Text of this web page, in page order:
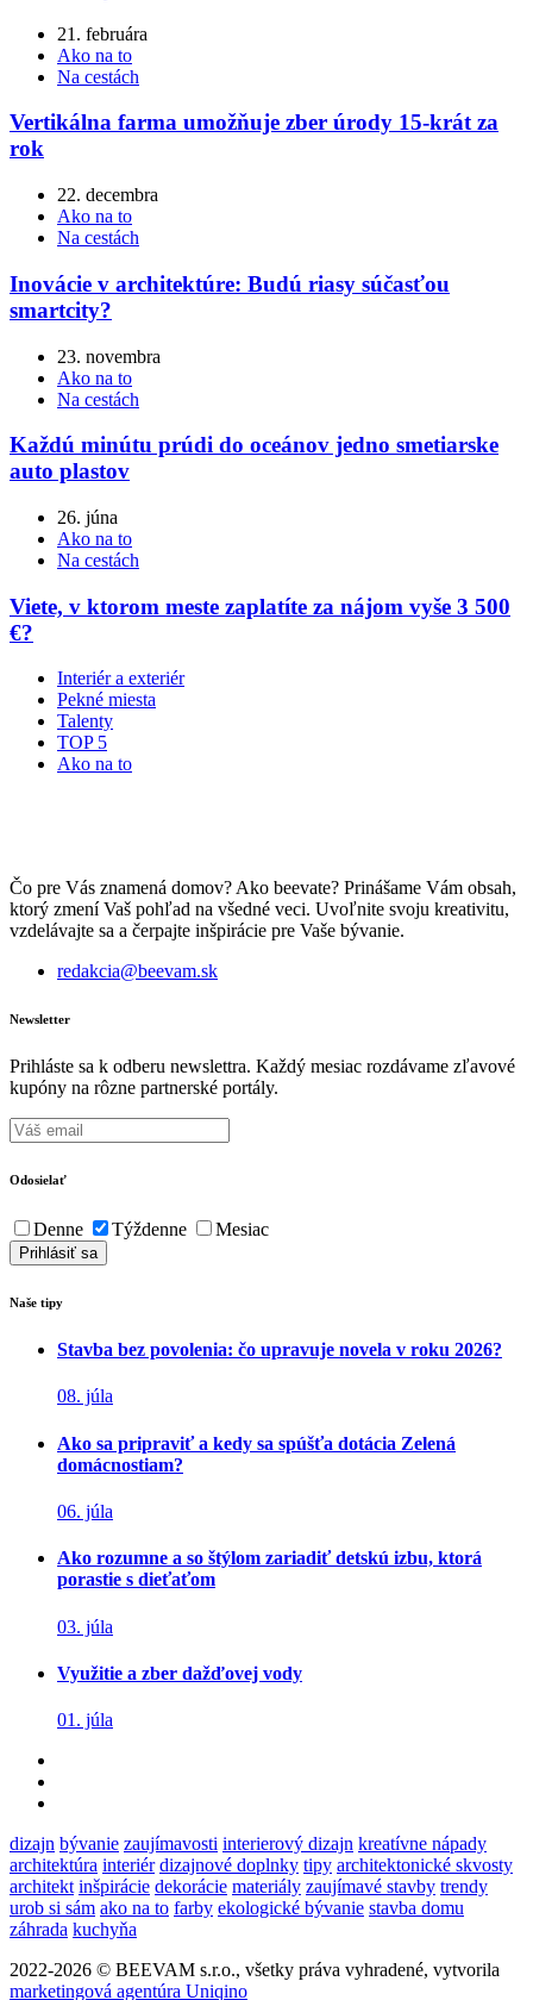
21. februára
Ako na to
Na cestách
Vertikálna farma umožňuje zber úrody 15-krát za
rok
22. decembra
Ako na to
Na cestách
Inovácie v architektúre: Budú riasy súčasťou
smartcity?
23. novembra
Ako na to
Na cestách
Každú minútu prúdi do oceánov jedno smetiarske
auto plastov
26. júna
Ako na to
Na cestách
Viete, v ktorom meste zaplatíte za nájom vyše 3 500
€?
Interiér a exteriér
Pekné miesta
Talenty
TOP 5
Ako na to
Čo pre Vás znamená domov? Ako beevate? Prinášame Vám obsah,
ktorý zmení Vaš pohľad na všedné veci. Uvoľnite svoju kreativitu,
vzdelávajte sa a čerpajte inšpirácie pre Vaše bývanie.
redakcia@beevam.sk
Newsletter
Prihláste sa k odberu newslettra. Každý mesiac rozdávame zľavové
kupóny na rôzne partnerské portály.
Odosielať
Denne Týždenne Mesiac
Naše tipy
Stavba bez povolenia: čo upravuje novela v roku 2026?
08. júla
Ako sa pripraviť a kedy sa spúšťa dotácia Zelená
domácnostiam?
06. júla
Ako rozumne a so štýlom zariadiť detskú izbu, ktorá
porastie s dieťaťom
03. júla
Využitie a zber dažďovej vody
01. júla
dizajn bývanie zaujímavosti interierový dizajn kreatívne nápady
architektúra interiér dizajnové doplnky tipy architektonické skvosty
architekt inšpirácie dekorácie materiály zaujímavé stavby trendy
urob si sám ako na to farby ekologické bývanie stavba domu
záhrada kuchyňa
2022-2026 © BEEVAM s.r.o., všetky práva vyhradené, vytvorila
marketingová agentúra Uniqino